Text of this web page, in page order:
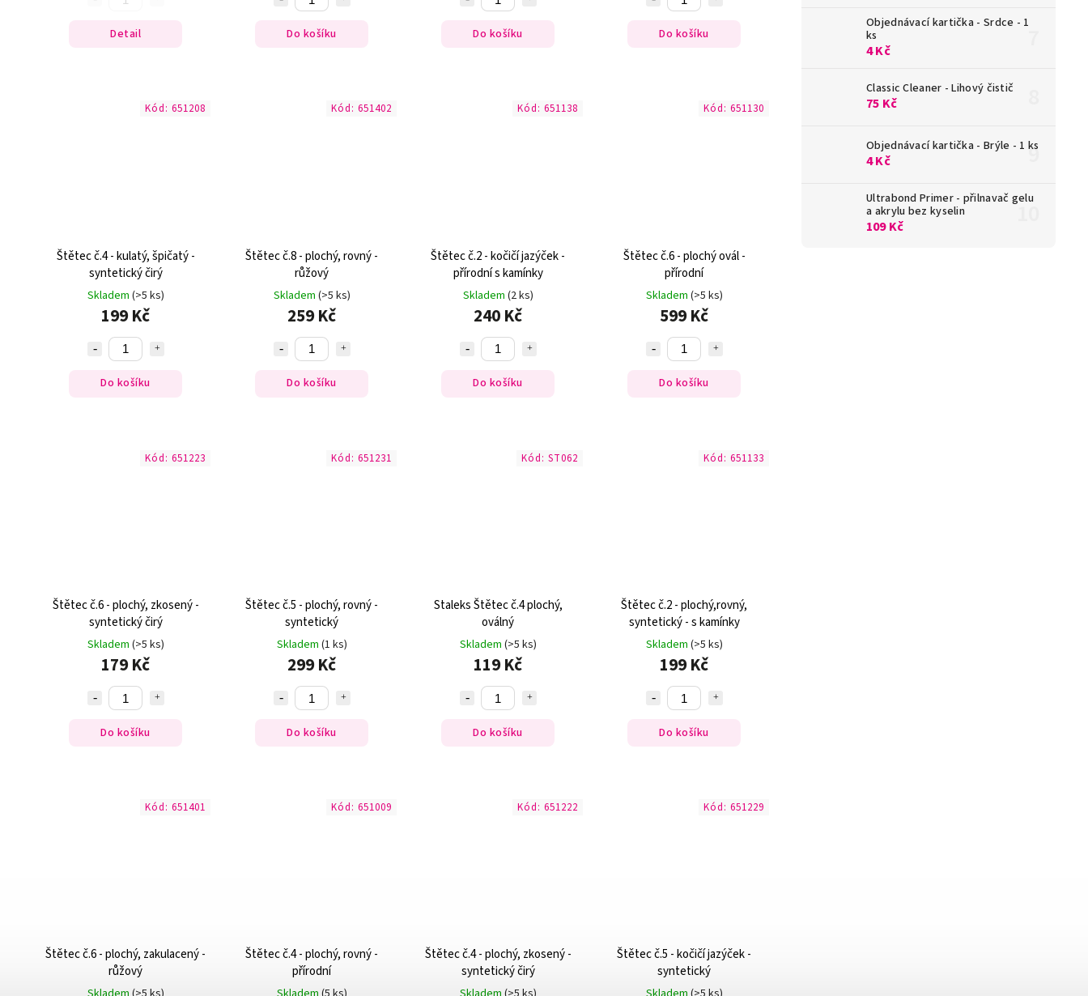
Objednávací kartička - Srdce - 1
ks
4 Kč
Classic Cleaner - Lihový čistič
75 Kč
Objednávací kartička - Brýle - 1 ks
4 Kč
Ultrabond Primer - přilnavač gelu
a akrylu bez kyselin
109 Kč
Detail Do košíku Do košíku Do košíku
Štětec č.4 - kulatý, špičatý -
syntetický čirý
Skladem (>5 ks)
199 Kč
Do košíku
Kód: 651208
Štětec č.8 - plochý, rovný -
růžový
Skladem (>5 ks)
259 Kč
Do košíku
Kód: 651402
Štětec č.2 - kočičí jazýček -
přírodní s kamínky
Skladem (2 ks)
240 Kč
Do košíku
Kód: 651138
Štětec č.6 - plochý ovál -
přírodní
Skladem (>5 ks)
599 Kč
Do košíku
Kód: 651130
Štětec č.6 - plochý, zkosený -
syntetický čirý
Skladem (>5 ks)
179 Kč
Do košíku
Kód: 651223
Štětec č.5 - plochý, rovný -
syntetický
Skladem (1 ks)
299 Kč
Do košíku
Kód: 651231
Staleks Štětec č.4 plochý,
oválný
Skladem (>5 ks)
119 Kč
Do košíku
Kód: ST062
Štětec č.2 - plochý,rovný,
syntetický - s kamínky
Skladem (>5 ks)
199 Kč
Do košíku
Kód: 651133
Štětec č.6 - plochý, zakulacený -
růžový
Kód: 651401
Štětec č.4 - plochý, rovný -
přírodní
Kód: 651009
Štětec č.4 - plochý, zkosený -
syntetický čirý
Kód: 651222
Štětec č.5 - kočičí jazýček -
syntetický
Kód: 651229